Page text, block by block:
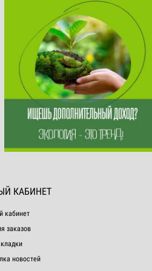
КАБИНЕТ
кабинет
заказов
новостей